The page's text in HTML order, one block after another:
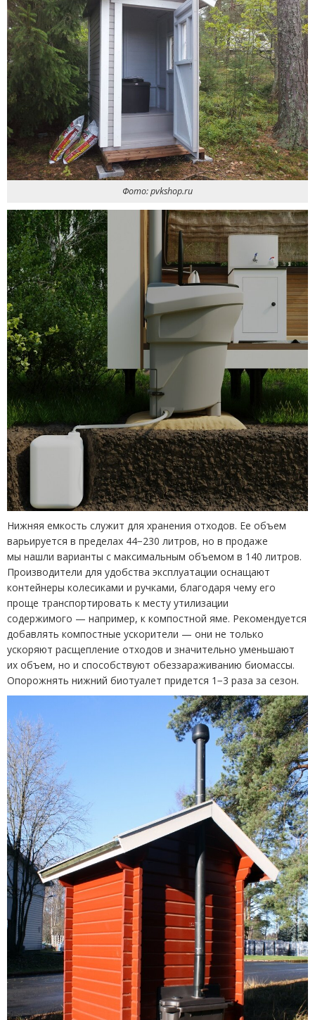
Фото: pvkshop.ru
Нижняя емкость служит для хранения отходов. Ее объем
варьируется в пределах 44−230 литров, но в продаже
мы нашли варианты с максимальным объемом в 140 литров.
Производители для удобства эксплуатации оснащают
контейнеры колесиками и ручками, благодаря чему его
проще транспортировать к месту утилизации
содержимого — например, к компостной яме. Рекомендуется
добавлять компостные ускорители — они не только
ускоряют расщепление отходов и значительно уменьшают
их объем, но и способствуют обеззараживанию биомассы.
Опорожнять нижний биотуалет придется 1−3 раза за сезон.